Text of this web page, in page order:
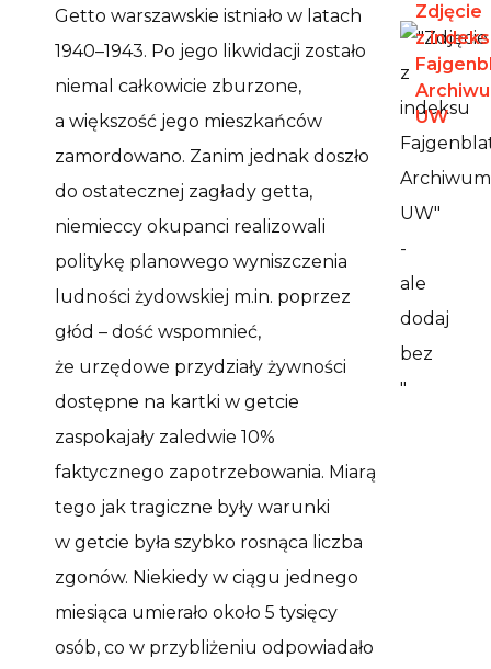
Getto warszawskie istniało w latach
1940–1943. Po jego likwidacji zostało
niemal całkowicie zburzone,
a większość jego mieszkańców
zamordowano. Zanim jednak doszło
do ostatecznej zagłady getta,
niemieccy okupanci realizowali
politykę planowego wyniszczenia
ludności żydowskiej m.in. poprzez
głód – dość wspomnieć,
że urzędowe przydziały żywności
dostępne na kartki w getcie
zaspokajały zaledwie 10%
faktycznego zapotrzebowania. Miarą
tego jak tragiczne były warunki
w getcie była szybko rosnąca liczba
zgonów. Niekiedy w ciągu jednego
miesiąca umierało około 5 tysięcy
osób, co w przybliżeniu odpowiadało
Zdjęcie
z
UW